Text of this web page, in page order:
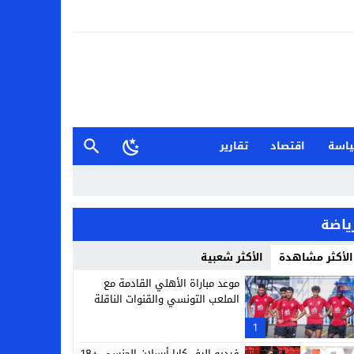
اقتصاد
تقارير
الأكثر مشاهدة الأكثر شعبية
1
موعد مباراة الأهلي القادمة مع
الملعب التونسي والقنوات الناقلة